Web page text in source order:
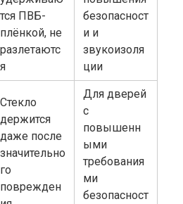
тся ПВБ-
плёнкой, не
разлетаютс
я
безопасност
и и
звукоизоля
ции
Стекло
держится
даже после
значительно
го
поврежден
Для дверей
с
повышенн
ыми
требования
ми
безопасност